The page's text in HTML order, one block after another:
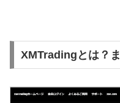
XMTradingとは？